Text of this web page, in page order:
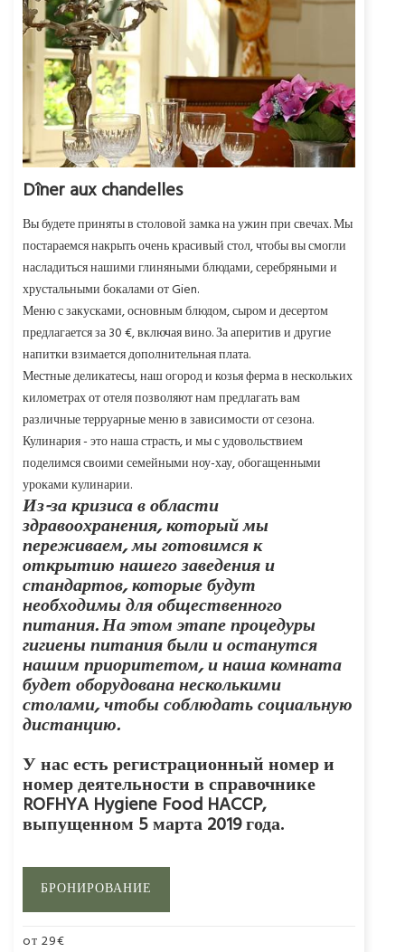
Dîner aux chandelles
Вы будете приняты в столовой замка на ужин при свечах. Мы
постараемся накрыть очень красивый стол, чтобы вы смогли
насладиться нашими глиняными блюдами, серебряными и
хрустальными бокалами от Gien.
Меню с закусками, основным блюдом, сыром и десертом
предлагается за 30 €, включая вино. За аперитив и другие
напитки взимается дополнительная плата.
Местные деликатесы, наш огород и козья ферма в нескольких
километрах от отеля позволяют нам предлагать вам
различные терруарные меню в зависимости от сезона.
Кулинария - это наша страсть, и мы с удовольствием
поделимся своими семейными ноу-хау, обогащенными
уроками кулинарии.
Из-за кризиса в области
здравоохранения, который мы
переживаем, мы готовимся к
открытию нашего заведения и
стандартов, которые будут
необходимы для общественного
питания. На этом этапе процедуры
гигиены питания были и останутся
нашим приоритетом, и наша комната
будет оборудована несколькими
столами, чтобы соблюдать социальную
дистанцию.
У нас есть регистрационный номер и
номер деятельности в справочнике
ROFHYA Hygiene Food HACCP,
выпущенном 5 марта 2019 года.
БРОНИРОВАНИЕ
oт 29€